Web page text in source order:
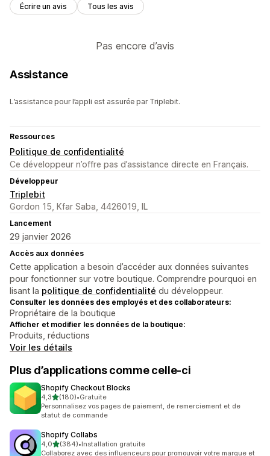
Écrire un avis Tous les avis
Pas encore d’avis
Assistance
L’assistance pour l’appli est assurée par Triplebit.
Ressources
Politique de confidentialité
Ce développeur n’offre pas d’assistance directe en Français.
Développeur
Triplebit
Gordon 15, Kfar Saba, 4426019, IL
Lancement
29 janvier 2026
Accès aux données
Cette application a besoin d’accéder aux données suivantes
pour fonctionner sur votre boutique. Comprendre pourquoi en
lisant la politique de confidentialité du développeur.
Consulter les données des employés et des collaborateurs:
Propriétaire de la boutique
Afficher et modifier les données de la boutique:
Produits, réductions
Voir les détails
Plus d’applications comme celle-ci
Shopify Checkout Blocks
4,3étoile(s) sur 5
(180)
180 avis au total
•Gratuite
Personnalisez vos pages de paiement, de remerciement et de
statut de commande
Shopify Collabs
4,0étoile(s) sur 5
(384)
384 avis au total
•Installation gratuite
Collaborez avec des influenceurs pour promouvoir votre marque et